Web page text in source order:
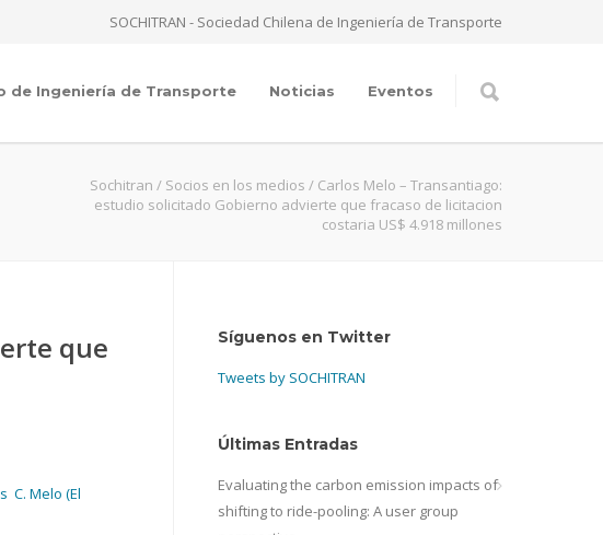
SOCHITRAN - Sociedad Chilena de Ingeniería de Transporte
de Ingeniería de Transporte Noticias Eventos
Sochitran / Socios en los medios / Carlos Melo – Transantiago:
estudio solicitado Gobierno advierte que fracaso de licitacion
costaria US$ 4.918 millones
que
C. Melo (El
Síguenos en Twitter
Tweets by SOCHITRAN
Últimas Entradas
Evaluating the carbon emission impacts of
shifting to ride-pooling: A user group